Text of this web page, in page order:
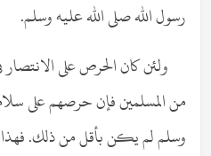
رسول الله صلى الله عليه وسلم.
ولئن كان الحرص على
من المسلمين فإن حرصهم على
وسلم لم يكن بأقل من ذلك. فهذا